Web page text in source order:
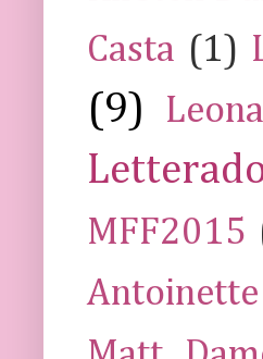
Casta (1)
(9)
MFF2015
Antoinette